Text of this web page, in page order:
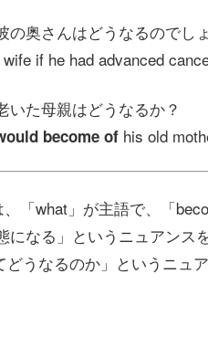
の奥さんはどうなるのでし
if he had advanced
いた母親はどうなるか？
become of his old
、「what」が主語で、「
なる」というニュアンス
うなるのか」というニュ